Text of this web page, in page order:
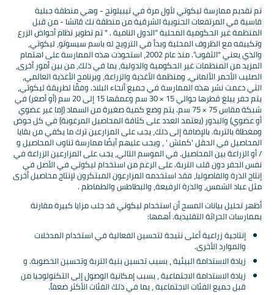
تم تقديم ممارسة ليكوتي لأول مرة في تيبيلونج - وهي منطقة جبلية
قاسية في المرتفعات الجنوبية الشرقية من منطقة نك قاتشا - من قبل
المنظمة غير الحكومية المحلية "الدول النامية . " تم تطوير نظام أحواض الزرع
وتكييفه مع الظروف المحلية وبدأ في الترويج له باسم سيسوتو، ليكوتي،
والذي يعني "الثقوب". منذ عام 2002، استحوذت هذه الممارسة على اهتمام
المزيد من المنظمات غير الحكومية والدولية، بما في ذلك، من بين أمور أخرى،
الصليب الأحمر الألماني، ومنظمة الأغذية والزراعة، وبرنامج الأغذية العالمي،
التي دعمت نشر هذه الممارسة في جميع أنحاء البلاد. وفقًا لطريقة ليكوتي،
يتم حفر يبلغ قطرها حوالي 15 × 30 سم وعمقها 15 إلى 20 سم (أو أصغر) في
شبكة مقاس 75 × 75 سم. يتم وضع كمية صغيرة من السماد (إما غير عضوي
أو عضوي) والبذور (يعتمد العدد على كثافة المحاصيل المرغوبة) في كل حوض
ومغطاة بالتربة. بالإضافة إلى ذلك، يجب على المزارعين ترك ما يكفي من بقايا
المحاصيل في الحقل 'كملش ' ، ويجب عليهم أيضًا ممارسة تناوب المحاصيل و
/ أو الزراعة بين المحاصيل. في الموسم التالي، يجب على المزارعين الزراعة في
نفس الحفر دون قلب التربة. على الرغم من استخدام ليكوتي في الأصل في
إنتاج الذرة والفاصوليا، فقد استخدمه المزارعون المبتكرون لإنتاج محاصيل أخرى
مثل عباد الشمس، والذرة الرفيعة، والبطاطس والطماطم .
أظهر تحليل بيانات المسح أن استخدام ليكوتي قد جلب مزايا كبيرة مقارنة
بممارسات الحراثة التقليدية. أهمها:
إنتاجية زراعية أعلى نتيجة لتحسين الفعالية في استخدام المدخلات
والموارد الأخرى.
زيادة الاستدامة البيئية ، بسبب تحسين بنية التربة وتحسين الخصوبة. و
زيادة الاستدامة الاجتماعية ، بسبب إمكانية الوصول إلى التكنولوجيا من
قبل جميع الفئات الاجتماعية ، بما في ذلك الفئات الأكثر ضعفاً.